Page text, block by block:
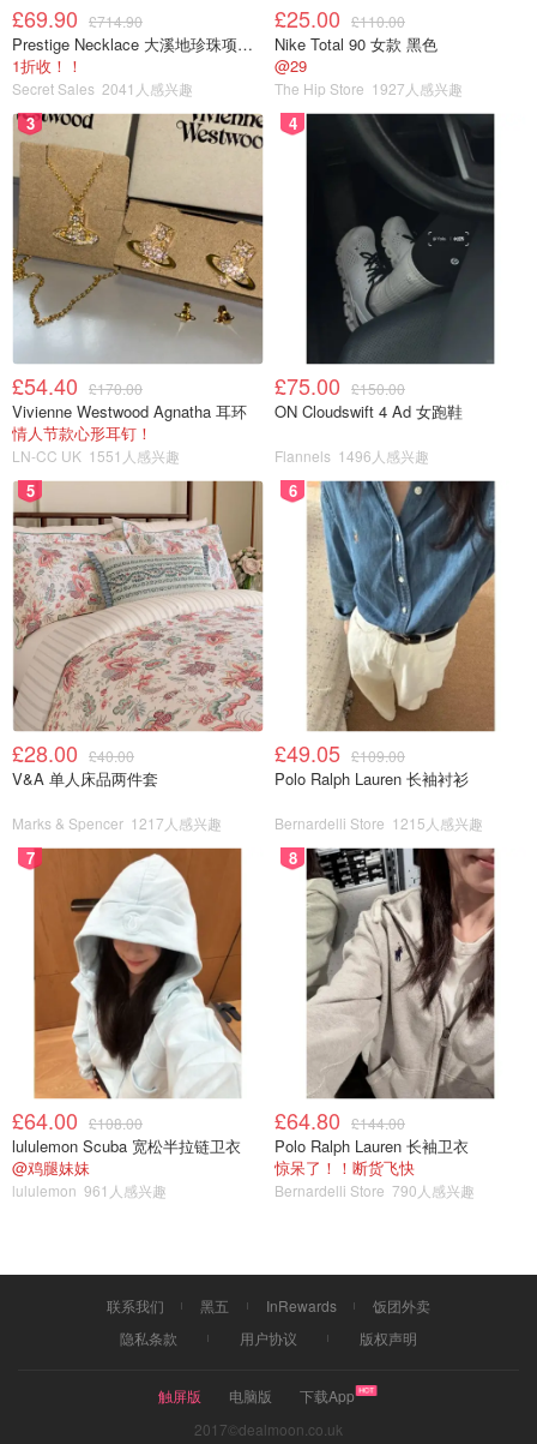
雪花秀家的这款平衡水好好闻呀！一股淡淡的中药香味，含
有枸杞，很滋润。质地有一点点粘稠，喜欢晚上用。
SK-II家的神仙水一直是心头好。家里有太多这款的小样，但
无奈一整年都没有出去玩过，一直没用上。那就直接在家里
用了吧，哈哈。混油皮亲妈！早上用，一整天控油！
Moisturizer
£69.90 £714.90
Prestige Necklace 大溪地珍珠项链 10-11mm
1折收！！
Secret Sales 2041人感兴趣
£25.00 £110.00
Nike Total 90 女款 黑色
@29
The Hip Store 1927人感兴趣
3
£54.40 £170.00
Vivienne Westwood Agnatha 耳环
情人节款心形耳钉！
LN-CC UK 1551人感兴趣
4
£75.00 £150.00
ON Cloudswift 4 Ad 女跑鞋
Flannels 1496人感兴趣
5
£28.00 £40.00
V&A 单人床品两件套
Marks & Spencer 1217人感兴趣
6
£49.05 £109.00
Polo Ralph Lauren 长袖衬衫
Bernardelli Store 1215人感兴趣
7
£64.00 £108.00
lululemon Scuba 宽松半拉链卫衣
@鸡腿妹妹
lululemon 961人感兴趣
8
£64.80 £144.00
Polo Ralph Lauren 长袖卫衣
惊呆了！！断货飞快
Bernardelli Store 790人感兴趣
联系我们 黑五 InRewards
饭团外卖
隐私条款
用户协议 版权声明
触屏版 电脑版
下载App
2017©dealmoon.co.uk